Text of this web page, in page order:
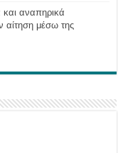
και αναπηρικά
αίτηση μέσω της